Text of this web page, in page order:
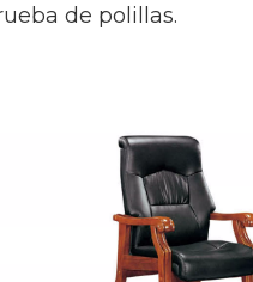
de polillas.